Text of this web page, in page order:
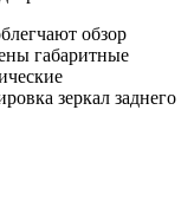
обзор
габаритные
зеркал заднего